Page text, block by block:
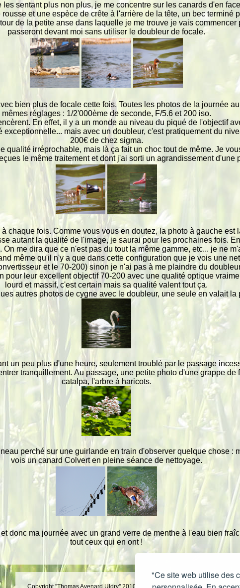
"Ce site web utilise des
sentant plus non plus, je me concentre sur les canards d'en
et une espèce de crête à l'arrière de la tête, un bec terminé
de la petite anse dans laquelle je me trouve je vais
passeront devant moi sans utiliser le doubleur de focale.
bien plus de focale cette fois. Toutes les photos de la journée
mêmes réglages : 1/2'000ème de seconde, F/5.6 et 200 iso.
En effet, il y a un monde au niveau du piqué de l'objectif
mais avec un doubleur, c'est pratiquement du
200€ de chez sigma.
qualité irréprochable, mais là ça fait un choc tout de même. Je
le même traitement et dont j'ai sorti un agrandissement d'une
chaque fois. Comme vous vous en doutez, la photo à gauche est
autant la qualité de l'image, je saurai pour les prochaines fois.
me dira que ce n'est pas du tout la même gamme, etc... je ne
même qu'il n'y a que dans cette configuration que je vois une
et le 70-200) sinon je n'ai pas à me plaindre du
pour leur excellent objectif 70-200 avec une qualité optique
lourd et massif, c'est certain mais sa qualité valent tout ça.
autres photos de cygne avec le doubleur, une seule en valait la
un peu plus d'une heure, seulement troublé par le passage
tranquillement. Au passage, une petite photo d'une grappe
catalpa, l'arbre à haricots.
perché sur une guirlande en train d'observer quelque chose :
vois un canard Colvert en pleine séance de nettoyage.
donc ma journée avec un grand verre de menthe à l'eau bien
tout ceux qui en ont !
Copyright ''Thomas Avenard Uldry'' 2010-2026, tous droits